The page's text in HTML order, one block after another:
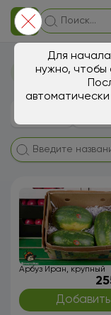
Для
нужно, чтобы
Фрукты
Арбуз Иран, крупный
Добавить